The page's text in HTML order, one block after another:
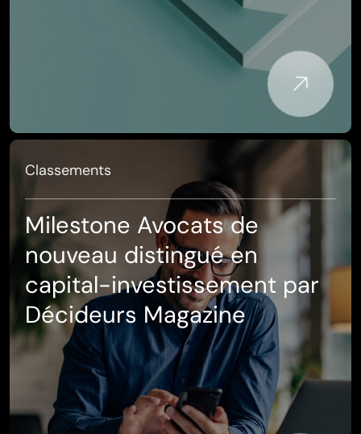
Classements
Milestone Avocats de
nouveau distingué en
capital-investissement par
Décideurs Magazine